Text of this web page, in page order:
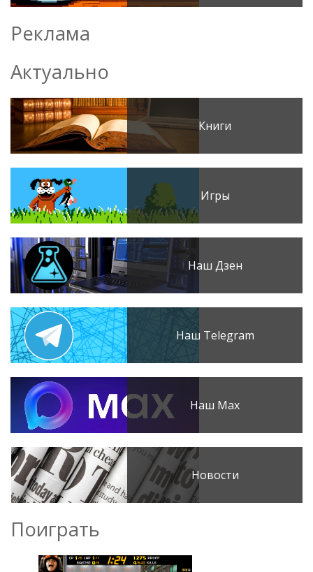
Реклама
Актуально
Книги
Игры
Наш Дзен
Наш Telegram
Наш Max
Новости
Поиграть